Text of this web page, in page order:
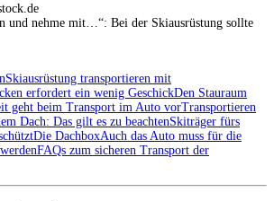
und nehme mit…“: Bei der Skiausrüstung sollte
Skiausrüstung transportieren mit
erfordert ein wenig GeschickDen Stauraum
geht beim Transport im Auto vorTransportieren
Dach: Das gilt es zu beachtenSkiträger fürs
Die DachboxAuch das Auto muss für die
FAQs zum sicheren Transport der